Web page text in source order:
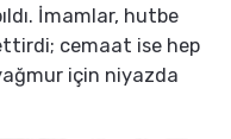
İmamlar, hutbe
cemaat ise hep
için niyazda